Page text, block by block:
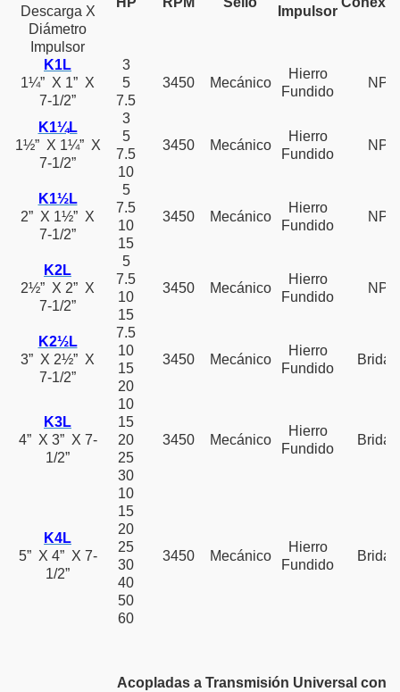
Descarga X
Diámetro
Impulsor
Impulsor
K1L
1¼” X 1” X
7-1/2”
3
3450
Mecánico
Hierro
Fundido
NPT
5
7.5
K1¼L
1½” X 1¼” X
7-1/2”
3
3450
Mecánico
Hierro
Fundido
NPT
5
7.5
10
K1½L
2” X 1½” X
7-1/2”
5
3450
Mecánico
Hierro
Fundido
NPT
7.5
10
15
K2L
2½” X 2” X
7-1/2”
5
3450
Mecánico
Hierro
Fundido
NPT
7.5
10
15
K2½L
3” X 2½” X
7-1/2”
7.5
3450
Mecánico
Hierro
Fundido
10
15
20
K3L
4” X 3” X 7-
1/2”
10
3450 Mecánico
Hierro
Fundido
15
20
25
30
K4L
5” X 4” X 7-
1/2”
10
3450 Mecánico
Hierro
Fundido
15
20
25
30
40
50
60
Acopladas a Transmisión Universal con